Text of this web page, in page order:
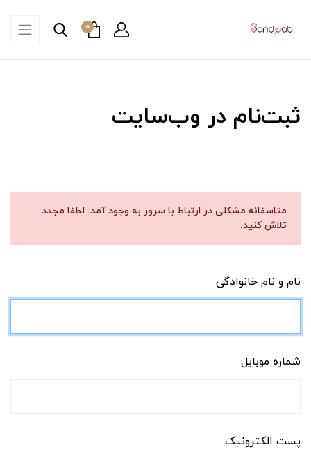
0
ثبت‌نام در وب‌سایت
متاسفانه مشکلی در ارتباط با سرور به وجود آمد. لطفا مجدد
تلاش کنید.
نام و نام خانوادگی
شماره موبایل
پست الکترونیک